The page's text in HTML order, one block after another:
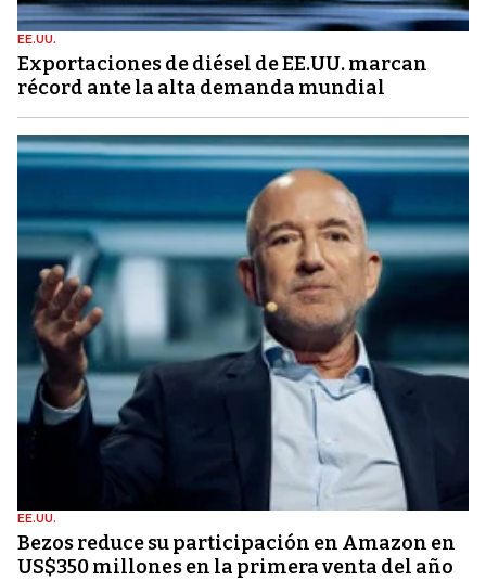
EE.UU.
Exportaciones de diésel de EE.UU. marcan
récord ante la alta demanda mundial
EE.UU.
Bezos reduce su participación en Amazon en
US$350 millones en la primera venta del año